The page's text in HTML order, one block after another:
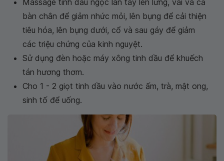
Massage tinh dầu ngọc lan tây lên lưng, vai và cả
bàn chân để giảm nhức mỏi, lên bụng để cải thiện
tiêu hóa, lên bụng dưới, cổ và sau gáy để giảm
các triệu chứng của kinh nguyệt.
Sử dụng đèn hoặc máy xông tinh dầu để khuếch
tán hương thơm.
Cho 1 - 2 giọt tinh dầu vào nước ấm, trà, mật ong,
sinh tố để uống.